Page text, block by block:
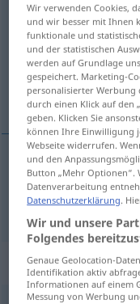
Trostm <-s;ohne pl>
Übersicht aller
(Für mehr Details die
avuntu, teselli
avuntu,teselli
Wir verwenden Cookies,
und wir besser mit Ihnen
funktionale und
und der statistischen
werden auf Grundlage
gespeichert. Marketing-
personalisierter Werbung
durch einen Klick auf den
geben. Klicken Sie
können Ihre Einwilligung
Webseite widerrufen.
und den
Button „Mehr Optionen“.
Datenverarbeitung
Datenschutzerklärung.
Wir und unsere
Folgendes
Genaue Geolocation-
Identifikation aktiv
Informationen auf einem
Messung von Werbung